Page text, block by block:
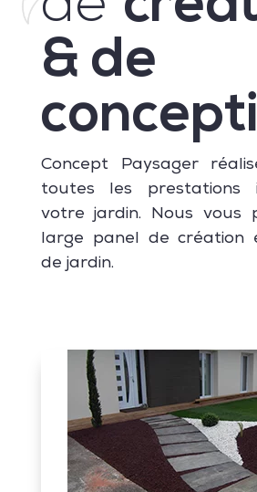
& de
Concept Paysager
toutes les prestations
votre jardin. Nous vous
large panel de création
de jardin.